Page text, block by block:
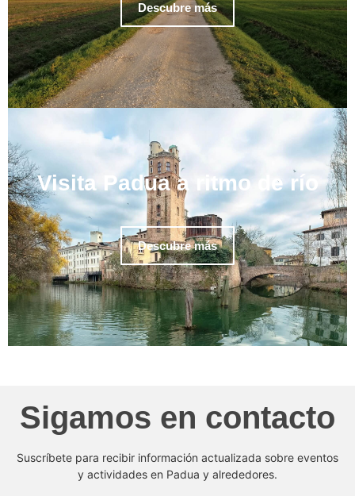
Descubre más
Visita Padua a ritmo de río
Descubre más
Sigamos en contacto
Suscríbete para recibir información actualizada sobre eventos
y actividades en Padua y alrededores.